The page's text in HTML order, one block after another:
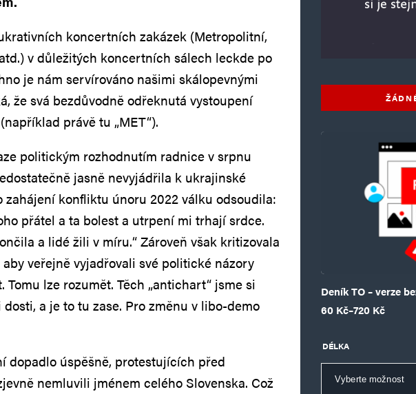
koncertních zakázek (Metropolitní,
v důležitých koncertních sálech leckde po
je nám servírováno našimi skálopevnými
že svá bezdůvodně odřeknutá vystoupení
právě tu „MET“).
politickým rozhodnutím radnice v srpnu
jasně nevyjádřila k ukrajinské
zahájení konfliktu únoru 2022 válku odsoudila:
přátel a ta bolest a utrpení mi trhají srdce.
a lidé žili v míru.“ Zároveň však kritizovala
veřejně vyjadřovali své politické názory
Tomu lze rozumět. Těch „antichart“ jsme si
a je to tu zase. Pro změnu v libo-demo
dopadlo úspěšně, protestujících před
nemluvili jménem celého Slovenska. Což
Deník TO – verze
60 Kč–720 Kč
Rozpětí cen: 60 Kč
DÉLKA